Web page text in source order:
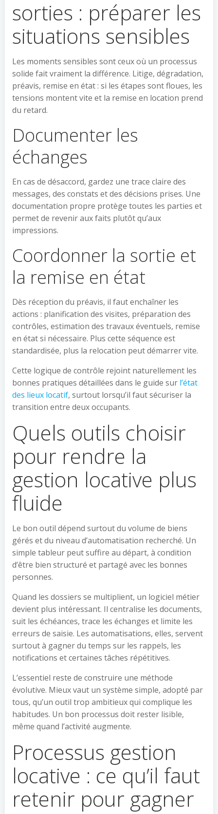
sorties : préparer les
situations sensibles
Les moments sensibles sont ceux où un processus
solide fait vraiment la différence. Litige, dégradation,
préavis, remise en état : si les étapes sont floues, les
tensions montent vite et la remise en location prend
du retard.
Documenter les
échanges
En cas de désaccord, gardez une trace claire des
messages, des constats et des décisions prises. Une
documentation propre protège toutes les parties et
permet de revenir aux faits plutôt qu’aux
impressions.
Coordonner la sortie et
la remise en état
Dès réception du préavis, il faut enchaîner les
actions : planification des visites, préparation des
contrôles, estimation des travaux éventuels, remise
en état si nécessaire. Plus cette séquence est
standardisée, plus la relocation peut démarrer vite.
Cette logique de contrôle rejoint naturellement les
bonnes pratiques détaillées dans le guide sur l’état
des lieux locatif, surtout lorsqu’il faut sécuriser la
transition entre deux occupants.
Quels outils choisir
pour rendre la
gestion locative plus
fluide
Le bon outil dépend surtout du volume de biens
gérés et du niveau d’automatisation recherché. Un
simple tableur peut suffire au départ, à condition
d’être bien structuré et partagé avec les bonnes
personnes.
Quand les dossiers se multiplient, un logiciel métier
devient plus intéressant. Il centralise les documents,
suit les échéances, trace les échanges et limite les
erreurs de saisie. Les automatisations, elles, servent
surtout à gagner du temps sur les rappels, les
notifications et certaines tâches répétitives.
L’essentiel reste de construire une méthode
évolutive. Mieux vaut un système simple, adopté par
tous, qu’un outil trop ambitieux qui complique les
habitudes. Un bon processus doit rester lisible,
même quand l’activité augmente.
Processus gestion
locative : ce qu’il faut
retenir pour gagner